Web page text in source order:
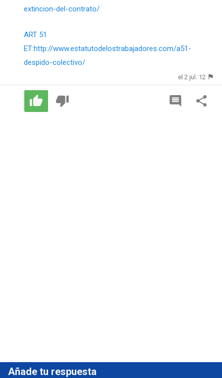
extincion-del-contrato/
ART 51
ET:http://www.estatutodelostrabajadores.com/a51-
despido-colectivo/
el 2 jul. 12
Añade tu respuesta